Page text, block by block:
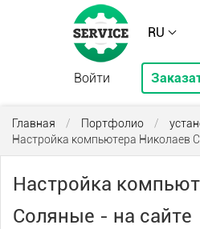
RU
Войти
Главная / Портфолио /
Настройка компьютера Николаев
Настройка
Соляные - на сайте